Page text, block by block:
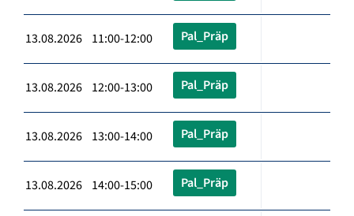
13.08.2026 11:00-12:00 Pal_Präp
13.08.2026 12:00-13:00 Pal_Präp
13.08.2026 13:00-14:00 Pal_Präp
13.08.2026 14:00-15:00 Pal_Präp